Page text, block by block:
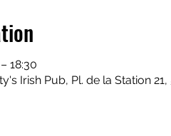
18:30
Irish Pub, Pl. de la Station